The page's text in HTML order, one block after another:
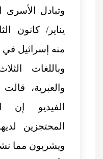
وتبادل
يناير/ كانون
منه إسرائيل
وباللغات
والعبرية،
الفيديو إن
المحتجزين
ويشربون مما